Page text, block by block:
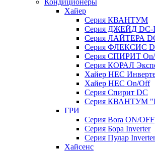
Кондиционеры
Хайер
Серия КВАНТУМ
Серия ДЖЕЙД DC-
Серия ЛАЙТЕРА
Серия ФЛЕКСИС
Серия СПИРИТ
Серия КОРАЛ
Хайер HEC
Хайер HEC On/Off
Серия Спирит DC
Серия КВАНТУМ
ГРИ
Серия Bora ON/OFF
Серия Бора Inverter
Серия Пулар Inverter
Хайсенс